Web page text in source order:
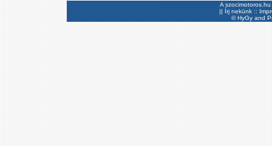
A
|| Írj nekünk ::
©HyGyand